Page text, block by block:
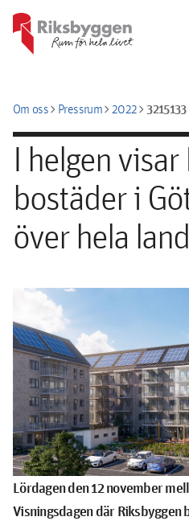
Om osschevron_rightPressrumchevron_right2022chevron_right3215133
I helgen
bostäder i
över hela
Lördagen den 12 november
Visningsdagen där